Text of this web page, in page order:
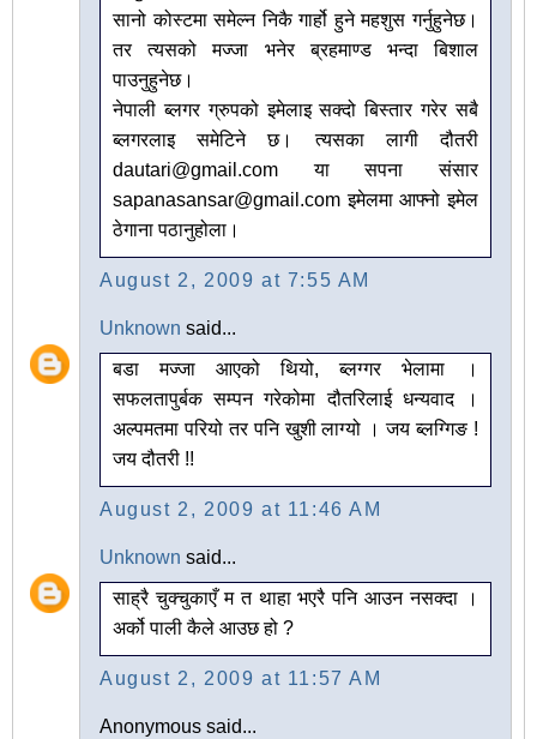
सानो कोस्टमा समेल्न निकै गार्हो हुने महशुस गर्नुहुनेछ।
तर त्यसको मज्जा भनेर ब्रहमाण्ड भन्दा बिशाल
पाउनुहुनेछ।
नेपाली ब्लगर ग्रुपको इमेलाइ सक्दो बिस्तार गरेर सबै
ब्लगरलाइ समेटिने छ। त्यसका लागी दौतरी
dautari@gmail.com या सपना संसार
sapanasansar@gmail.com इमेलमा आफ्नो इमेल
ठेगाना पठानुहोला।
August 2, 2009 at 7:55 AM
Unknown said...
बडा मज्जा आएको थियो, ब्लग्गर भेलामा ।
सफलतापुर्बक सम्पन गरेकोमा दौतरिलाई धन्यवाद ।
अल्पमतमा परियो तर पनि खुशी लाग्यो । जय ब्लग्गिङ !
जय दौतरी !!
August 2, 2009 at 11:46 AM
Unknown said...
साह्रै चुक्चुकाएँ म त थाहा भएरै पनि आउन नसक्दा ।
अर्को पाली कैले आउछ हो ?
August 2, 2009 at 11:57 AM
Anonymous said...